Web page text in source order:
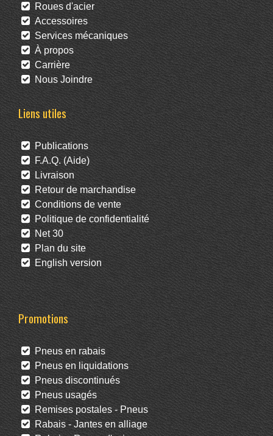
Roues d'acier
Accessoires
Services mécaniques
À propos
Carrière
Nous Joindre
Liens utiles
Publications
F.A.Q. (Aide)
Livraison
Retour de marchandise
Conditions de vente
Politique de confidentialité
Net 30
Plan du site
English version
Promotions
Pneus en rabais
Pneus en liquidations
Pneus discontinués
Pneus usagés
Remises postales - Pneus
Rabais - Jantes en alliage